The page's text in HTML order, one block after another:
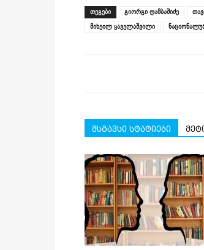
(Opens
in
new
window)
(Opens
in
new
window)
(Opens
in
new
window)
(Opens
in
new
window)
in
ᲗᲔᲒᲔᲑᲘ გიორგი ღამბაშიძე
მიხეილ ყაველაშვილი
მსგავსი სტატიები